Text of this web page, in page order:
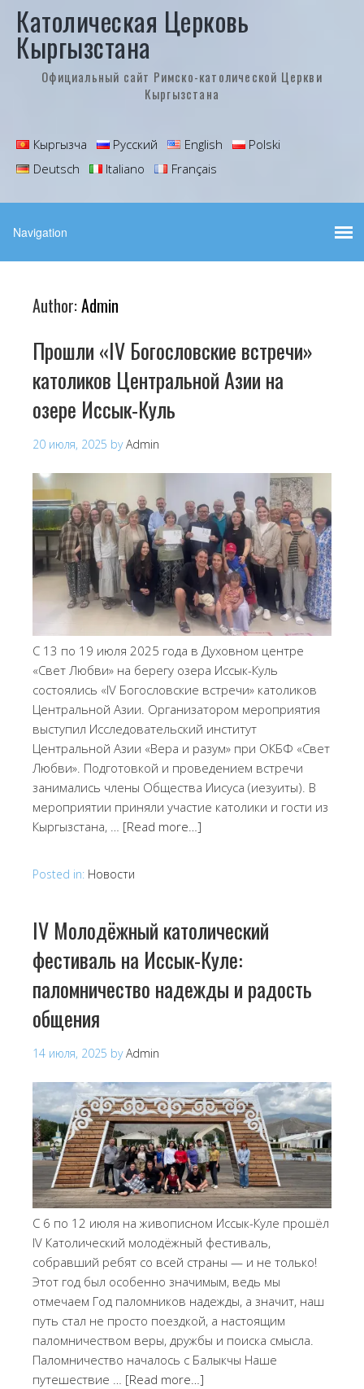
Католическая Церковь
Кыргызстана
Официальный сайт Римско-католической Церкви
Кыргызстана
Кыргызча Русский English
Polski
Deutsch
Italiano Français
Author:Admin
Прошли «IV Богословские встречи»
католиков Центральной Азии на
озере Иссык-Куль
20 июля, 2025 byAdmin
С 13 по 19 июля 2025 года в Духовном центре
«Свет Любви» на берегу озера Иссык-Куль
состоялись «IV Богословские встречи» католиков
Центральной Азии. Организатором мероприятия
выступил Исследовательский институт
Центральной Азии «Вера и разум» при ОКБФ «Свет
Любви». Подготовкой и проведением встречи
занимались члены Общества Иисуса (иезуиты). В
мероприятии приняли участие католики и гости из
Кыргызстана, … [Read more…]
Posted in: Новости
IV Молодёжный католический
фестиваль на Иссык-Куле:
паломничество надежды и радость
общения
14 июля, 2025 byAdmin
С 6 по 12 июля на живописном Иссык-Куле прошёл
IV Католический молодёжный фестиваль,
собравший ребят со всей страны — и не только!
Этот год был особенно значимым, ведь мы
отмечаем Год паломников надежды, а значит, наш
путь стал не просто поездкой, а настоящим
паломничеством веры, дружбы и поиска смысла.
Паломничество началось с Балыкчы Наше
путешествие … [Read more…]